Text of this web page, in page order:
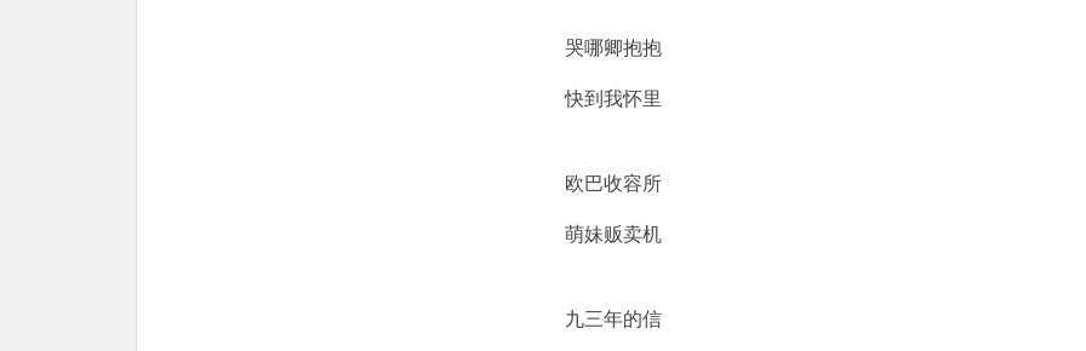
哭哪卿抱抱
快到我怀里
欧巴收容所
萌妹贩卖机
九三年的信